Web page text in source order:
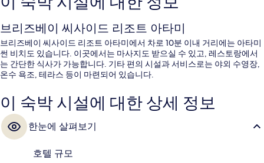
브리즈베이 씨사이드 리조트 아타미
브리즈베이 씨사이드 리조트 아타미에서 차로 10분 이내 거리에는 아타미
썬 비치도 있습니다. 이곳에서는 마사지도 받으실 수 있고, 레스토랑에서
는 간단한 식사가 가능합니다. 기타 편의 시설과 서비스로는 야외 수영장,
온수 욕조, 테라스 등이 마련되어 있습니다.
이 숙박 시설에 대한 상세 정보
한눈에 살펴보기
호텔 규모